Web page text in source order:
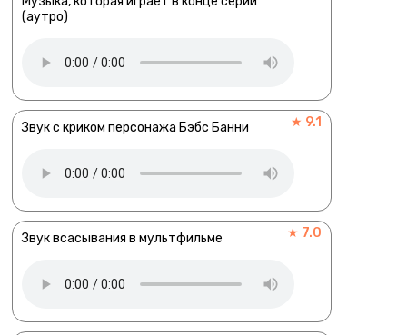
(аутро)
Звук с криком персонажа Бэбс Банни ★ 9.1
Звук всасывания в мультфильме ★ 7.0